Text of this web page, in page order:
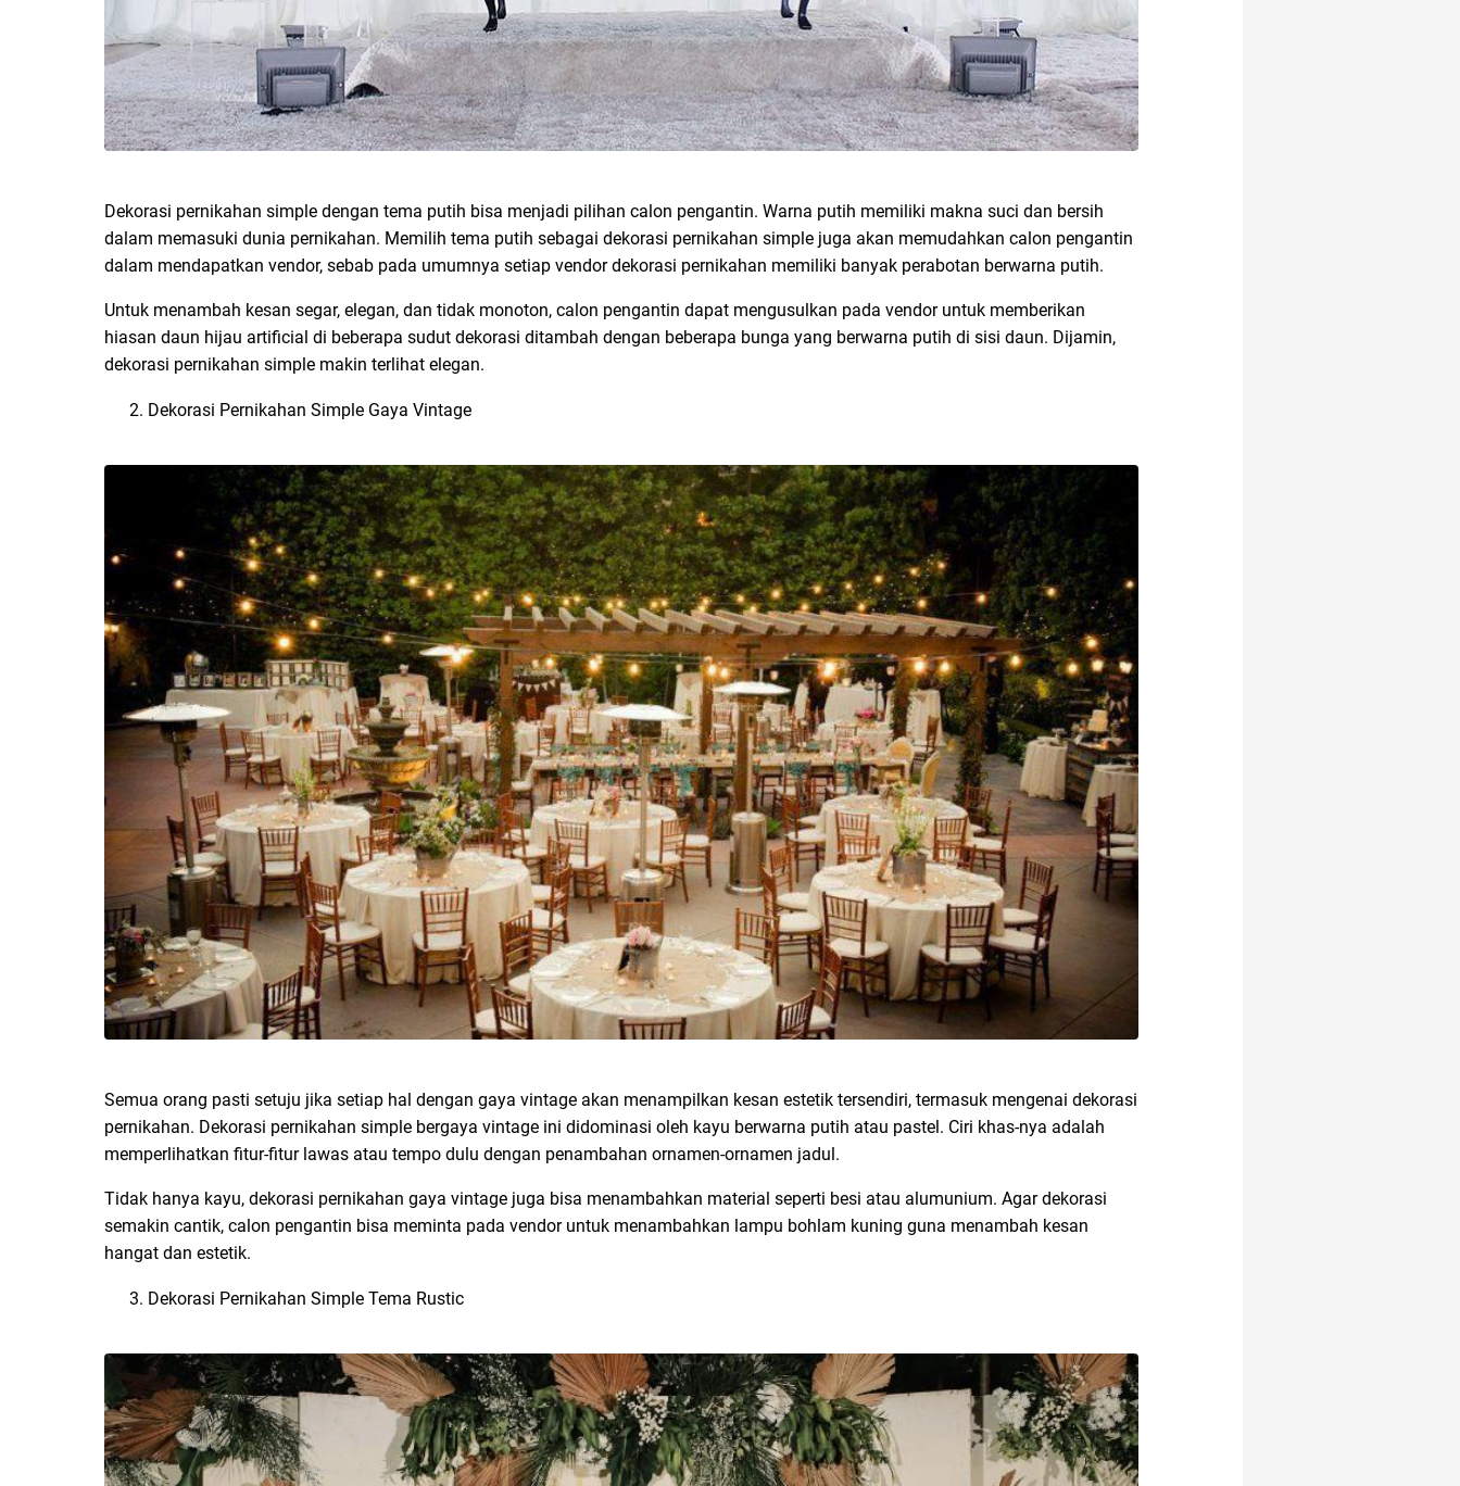
Dekorasi pernikahan simple dengan tema putih bisa menjadi pilihan calon pengantin. Warna putih memiliki makna suci dan bersih
dalam memasuki dunia pernikahan. Memilih tema putih sebagai dekorasi pernikahan simple juga akan memudahkan calon pengantin
dalam mendapatkan vendor, sebab pada umumnya setiap vendor dekorasi pernikahan memiliki banyak perabotan berwarna putih.
Untuk menambah kesan segar, elegan, dan tidak monoton, calon pengantin dapat mengusulkan pada vendor untuk memberikan
hiasan daun hijau artificial di beberapa sudut dekorasi ditambah dengan beberapa bunga yang berwarna putih di sisi daun. Dijamin,
dekorasi pernikahan simple makin terlihat elegan.
Dekorasi Pernikahan Simple Gaya Vintage
Semua orang pasti setuju jika setiap hal dengan gaya vintage akan menampilkan kesan estetik tersendiri, termasuk mengenai dekorasi
pernikahan. Dekorasi pernikahan simple bergaya vintage ini didominasi oleh kayu berwarna putih atau pastel. Ciri khas-nya adalah
memperlihatkan fitur-fitur lawas atau tempo dulu dengan penambahan ornamen-ornamen jadul.
Tidak hanya kayu, dekorasi pernikahan gaya vintage juga bisa menambahkan material seperti besi atau alumunium. Agar dekorasi
semakin cantik, calon pengantin bisa meminta pada vendor untuk menambahkan lampu bohlam kuning guna menambah kesan
hangat dan estetik.
Dekorasi Pernikahan Simple Tema Rustic